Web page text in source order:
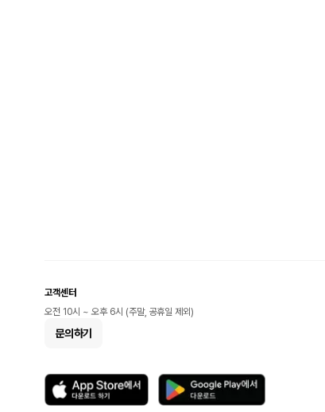
고객센터
오전 10시 ~ 오후 6시 (주말, 공휴일 제외)
문의하기